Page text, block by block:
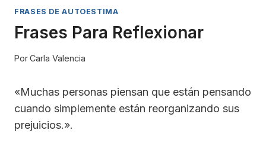
FRASES DE AUTOESTIMA
Frases Para Reflexionar
PorCarla Valencia
«Muchas personas piensan que están pensando
cuando simplemente están reorganizando sus
prejuicios.».